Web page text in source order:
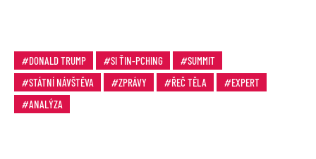
DONALD TRUMP SI ŤIN-PCHING
SUMMIT
STÁTNÍ NÁVŠTĚVA
ZPRÁVY ŘEČ TĚLA
EXPERT
ANALÝZA